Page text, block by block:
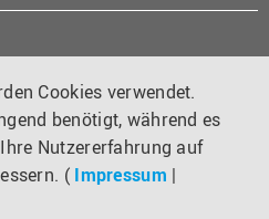
Cookies verwendet.
benötigt, während es
Nutzererfahrung auf
( Impressum |